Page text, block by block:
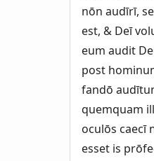
nōn audīrī,
est, & Deī
eum audit
post
fandō
quemquam
oculōs caecī
esset is